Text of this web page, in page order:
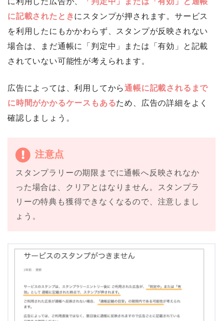
に記載されたとき にスタンプが押されます。サービス
を利用したにもかかわらず、スタンプが反映されない
場合は、まだ通帳に「判定中」または「有効」と記載
されていない可能性が考えられます。
広告によっては、利用してから通帳に記載されるまで
に時間がかかるケースもあるため、広告の詳細をよく
確認しましょう。
注意点
スタンプラリーの期限までに通帳へ反映されなか
った場合は、クリアとはなりません。スタンプラ
リーの特典も獲得できなくなるので、注意しまし
ょう。